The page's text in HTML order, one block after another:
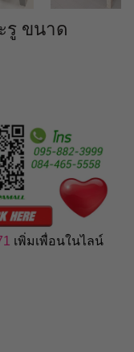
รู ขนาด
เพิ่มเพื่อนในไลน์
90x200x65 ซม. TB21-